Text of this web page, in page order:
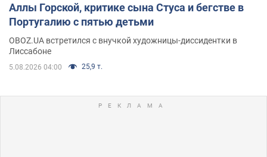
Аллы Горской, критике сына Стуса и бегстве в
Португалию с пятью детьми
OBOZ.UA встретился с внучкой художницы-диссидентки в
Лиссабоне
5.08.2026 04:00 25,9 т.